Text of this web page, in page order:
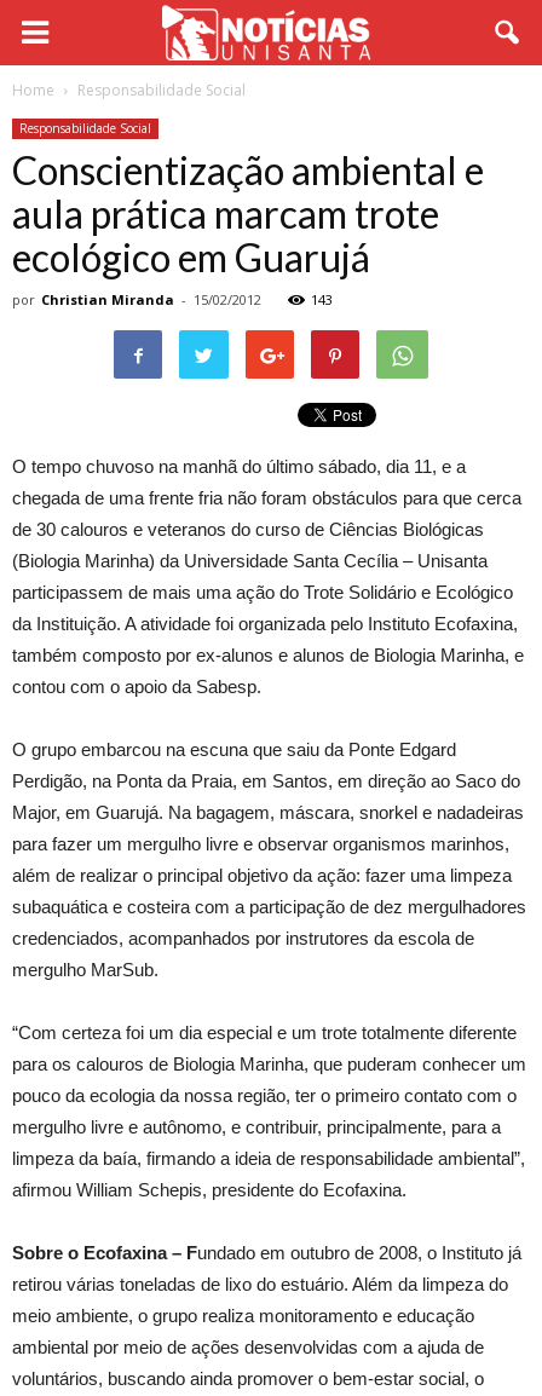
Home Responsabilidade Social
Responsabilidade Social
Conscientização ambiental e
aula prática marcam trote
ecológico em Guarujá
por Christian Miranda - 15/02/2012 143
O tempo chuvoso na manhã do último sábado, dia 11, e a
chegada de uma frente fria não foram obstáculos para que cerca
de 30 calouros e veteranos do curso de Ciências Biológicas
(Biologia Marinha) da Universidade Santa Cecília – Unisanta
participassem de mais uma ação do Trote Solidário e Ecológico
da Instituição. A atividade foi organizada pelo Instituto Ecofaxina,
também composto por ex-alunos e alunos de Biologia Marinha, e
contou com o apoio da Sabesp.
O grupo embarcou na escuna que saiu da Ponte Edgard
Perdigão, na Ponta da Praia, em Santos, em direção ao Saco do
Major, em Guarujá. Na bagagem, máscara, snorkel e nadadeiras
para fazer um mergulho livre e observar organismos marinhos,
além de realizar o principal objetivo da ação: fazer uma limpeza
subaquática e costeira com a participação de dez mergulhadores
credenciados, acompanhados por instrutores da escola de
mergulho MarSub.
“Com certeza foi um dia especial e um trote totalmente diferente
para os calouros de Biologia Marinha, que puderam conhecer um
pouco da ecologia da nossa região, ter o primeiro contato com o
mergulho livre e autônomo, e contribuir, principalmente, para a
limpeza da baía, firmando a ideia de responsabilidade ambiental”,
afirmou William Schepis, presidente do Ecofaxina.
Sobre o Ecofaxina – Fundado em outubro de 2008, o Instituto já
retirou várias toneladas de lixo do estuário. Além da limpeza do
meio ambiente, o grupo realiza monitoramento e educação
ambiental por meio de ações desenvolvidas com a ajuda de
voluntários, buscando ainda promover o bem-estar social, o